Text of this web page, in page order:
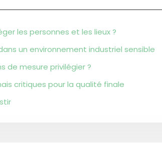
les personnes et les lieux ?
un environnement industriel sensible
de mesure privilégier ?
critiques pour la qualité finale